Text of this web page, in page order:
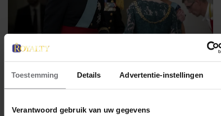
Toestemming Details Advertentie-instellingen
Verantwoord gebruik van uw gegevens